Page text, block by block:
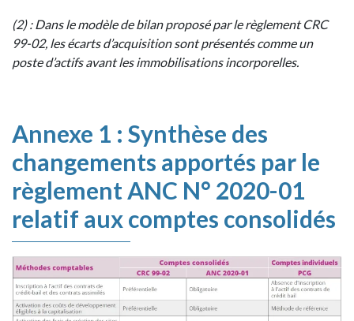
(2) : Dans le modèle de bilan proposé par le règlement CRC
99-02, les écarts d’acquisition sont présentés comme un
poste d’actifs avant les immobilisations incorporelles.
Annexe 1 : Synthèse des
changements apportés par le
règlement ANC N° 2020-01
relatif aux comptes consolidés